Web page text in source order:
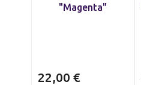
"Magenta"
22,00 €